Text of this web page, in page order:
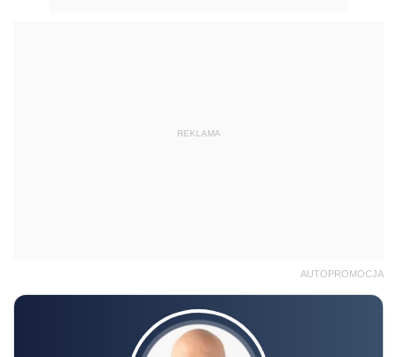
REKLAMA
AUTOPROMOCJA